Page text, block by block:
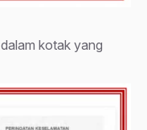
kotak yang